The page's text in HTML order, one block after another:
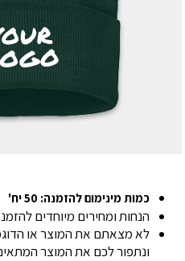
כמות מינימום להזמנה: 50 יח'
הנחות ומחירים מיוחדים
לא מצאתם את המוצר או
ונתפור לכם את המוצר